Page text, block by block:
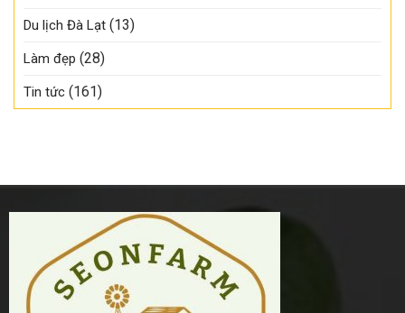
ngay
Du lịch Đà Lạt (13)
Làm đẹp (28)
Tin tức (161)